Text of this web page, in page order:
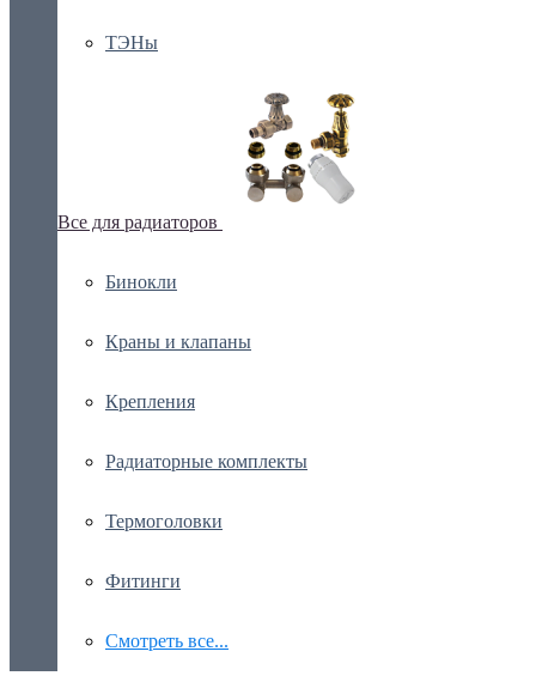
ТЭНы
Все для радиаторов
Бинокли
Краны и клапаны
Крепления
Радиаторные комплекты
Термоголовки
Фитинги
Смотреть все...